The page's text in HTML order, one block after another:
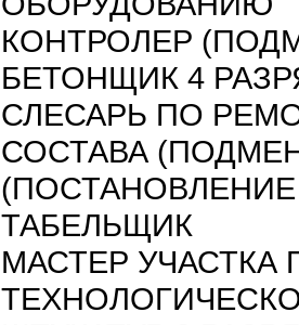
КОНТРОЛЕР
БЕТОНЩИК 4
СЛЕСАРЬ ПО
СОСТАВА
(ПОСТАНОВЛЕНИЕ
ТАБЕЛЬЩИК
МАСТЕР УЧАСТКА